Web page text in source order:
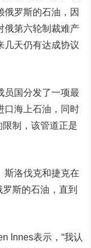
俄罗斯的石油，因
俄第六轮制裁难产
几天仍有达成协议
国分发了一项最
口海上石油，同时
制，该管道正是
洛伐克和捷克在
斯的石油，直到
Innes表示，“我认